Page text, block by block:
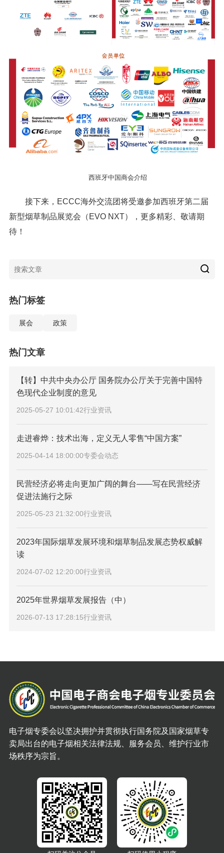
西班牙中国商会介绍
接下来，ECCC海外交流团将受邀参加西班牙第二届
新型烟草制品展览会（EVO NXT），更多精彩、敬请期
待！
热门标签
展会 政策
热门文章
【转】中共中央办公厅 国务院办公厅关于完善中国特
色现代企业制度的意见
2025-05-27 10:01:42行业资讯
走进睿烨：技术出海，定义无人零售“中国方案”
2025-04-14 18:00:00专委会动态
民营经济必将走向更加广阔的舞台——写在民营经济
促进法施行之际
2025-05-23 21:32:00行业资讯
2023年国际烟草发展环境和烟草制品发展态势权威解
读
2024-07-02 12:20:00行业资讯
2025年世界烟草发展报告（中）
2026-07-13 17:28:15行业资讯
电子烟专委会以坚决拥护并贯彻执行国务院及国家烟草专
卖局出台的电子烟相关法律法规、服务会员、维护行业市
场秩序为宗旨。